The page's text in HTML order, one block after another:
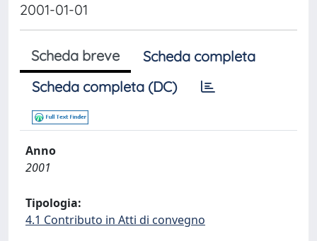
2001-01-01
Scheda breve
Scheda completa
Scheda completa (DC)
Anno
2001
Tipologia:
4.1 Contributo in Atti di convegno